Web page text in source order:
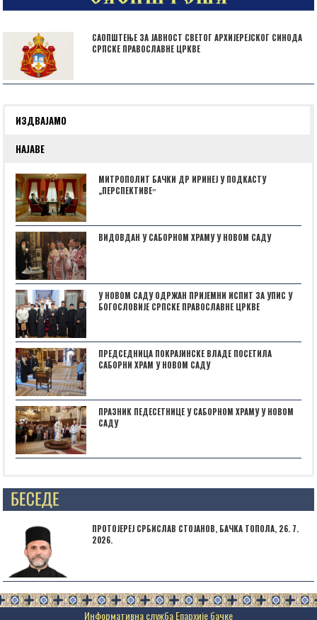
САОПШТЕЊЕ ЗА ЈАВНОСТ СВЕТОГ АРХИЈЕРЕЈСКОГ СИНОДА
СРПСКЕ ПРАВОСЛАВНЕ ЦРКВЕ
ИЗДВАЈАМО
НАЈАВЕ
МИТРОПОЛИТ БАЧКИ ДР ИРИНЕЈ У ПОДКАСТУ
„ПЕРСПЕКТИВЕˮ
ВИДОВДАН У САБОРНОМ ХРАМУ У НОВОМ САДУ
У НОВОМ САДУ ОДРЖАН ПРИЈЕМНИ ИСПИТ ЗА УПИС У
БОГОСЛОВИЈЕ СРПСКЕ ПРАВОСЛАВНЕ ЦРКВЕ
ПРЕДСЕДНИЦА ПОКРАЈИНСКЕ ВЛАДЕ ПОСЕТИЛА
САБОРНИ ХРАМ У НОВОМ САДУ
ПРАЗНИК ПЕДЕСЕТНИЦЕ У САБОРНОМ ХРАМУ У НОВОМ
САДУ
Posts not found
ПРОТОЈЕРЕЈ СРБИСЛАВ СТОЈАНОВ, БАЧКА ТОПОЛА, 26. 7.
2026.